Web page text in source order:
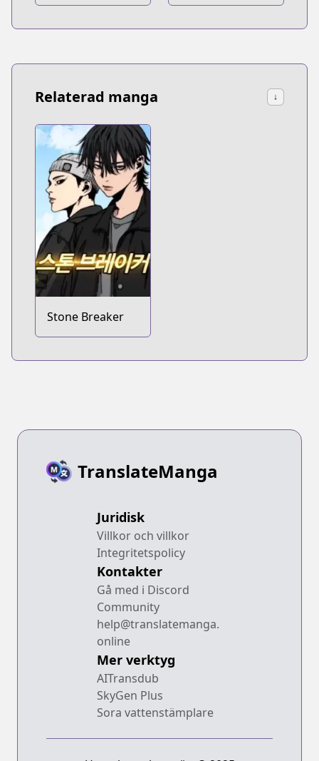
Relaterad manga ↓
Stone Breaker
TranslateManga
Juridisk
Villkor och villkor
Integritetspolicy
Kontakter
Gå med i Discord
Community
help@translatemanga.
online
Mer verktyg
AITransdub
SkyGen Plus
Sora vattenstämplare